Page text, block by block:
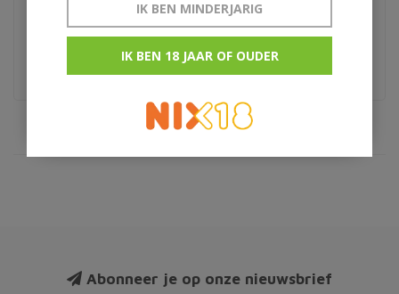
Patras Griekenland
€9,50
Abonneer je op onze nieuwsbrief
IK BEN MINDERJARIG
IK BEN 18 JAAR OF OUDER